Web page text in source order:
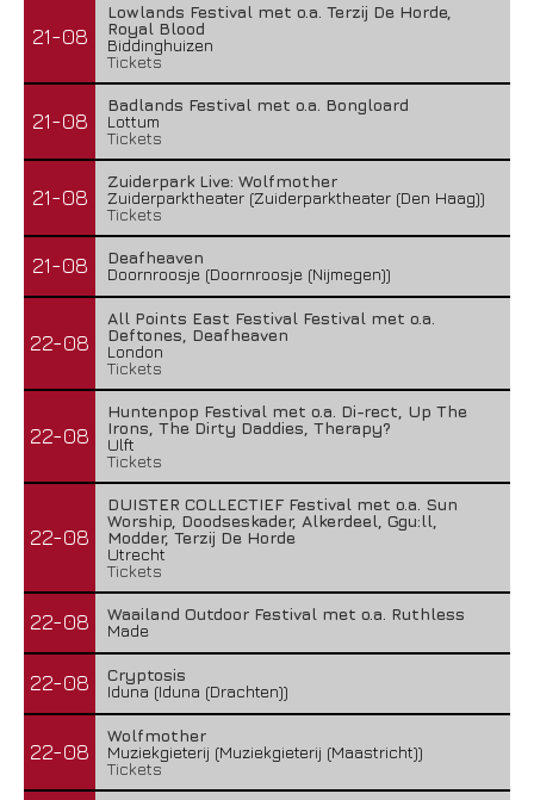
21-08
Lowlands Festival met o.a. Terzij De Horde,
Royal Blood
Biddinghuizen
Tickets
21-08
Badlands Festival met o.a. Bongloard
Lottum
Tickets
21-08
Zuiderpark Live: Wolfmother
Zuiderparktheater (Zuiderparktheater (Den Haag))
Tickets
21-08
Deafheaven
Doornroosje (Doornroosje (Nijmegen))
22-08
All Points East Festival Festival met o.a.
Deftones, Deafheaven
London
Tickets
22-08
Huntenpop Festival met o.a. Di-rect, Up The
Irons, The Dirty Daddies, Therapy?
Ulft
Tickets
22-08
DUISTER COLLECTIEF Festival met o.a. Sun
Worship, Doodseskader, Alkerdeel, Ggu:ll,
Modder, Terzij De Horde
Utrecht
Tickets
22-08
Waailand Outdoor Festival met o.a. Ruthless
Made
22-08
Cryptosis
Iduna (Iduna (Drachten))
22-08
Wolfmother
Muziekgieterij (Muziekgieterij (Maastricht))
Tickets